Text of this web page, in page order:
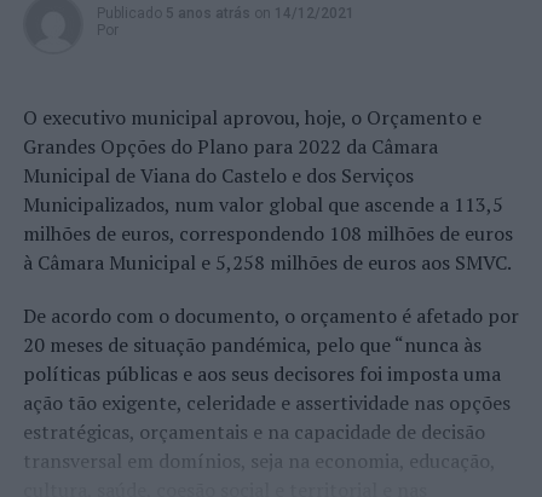
Publicado 5 anos atrás on 14/12/2021
Por
O executivo municipal aprovou, hoje, o Orçamento e
Grandes Opções do Plano para 2022 da Câmara
Municipal de Viana do Castelo e dos Serviços
Municipalizados, num valor global que ascende a 113,5
milhões de euros, correspondendo 108 milhões de euros
à Câmara Municipal e 5,258 milhões de euros aos SMVC.
De acordo com o documento, o orçamento é afetado por
20 meses de situação pandémica, pelo que “nunca às
políticas públicas e aos seus decisores foi imposta uma
ação tão exigente, celeridade e assertividade nas opções
estratégicas, orçamentais e na capacidade de decisão
transversal em domínios, seja na economia, educação,